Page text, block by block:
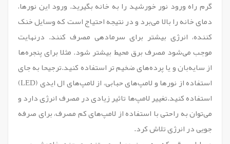
گرم راه ورود نور خورشید را به خانه بگیرید. ورود این نورها،
دمای خانه را بالا می‌برد و در نتیجه احتیاج است که وسایل خنک
کننده، انرژی بیشتر برای سرمادهی مصرف کنند. درنهایت
موجب می‌شود مصرف برق محیط بیشتر شود. مثلا برای پنجره‌ها
از سایه‌بان و یا پرده‌های ضخیم تر استفاده کنید.ترجیحا به جای
استفاده از نورها و لامپ‌های حبابی، از لامپ‌های ال ایدی (LED)
استفاده کنید.تغییر لامپ‌ها تاثیر زیادی در مصرف انرژی دارد و
می‌توان به راحتی با استفاده از لامپ‌های کم مصرف، برای صرفه
جویی در انرژی تلاش کرد.